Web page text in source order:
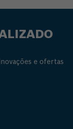
e ofertas